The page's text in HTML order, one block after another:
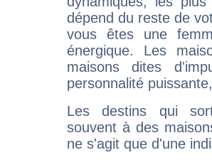
dépend du reste de
vous êtes une
énergique. Les
maisons dites
personnalité
Les destins qui
souvent à des
ne s'agit que d'une